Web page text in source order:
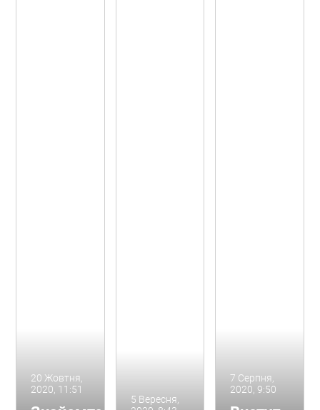
20 Жовтня,
2020, 11:51
5 Вересня,
7 Серпня,
2020, 9:50